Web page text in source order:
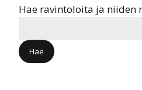
Hae ravintoloita ja niiden